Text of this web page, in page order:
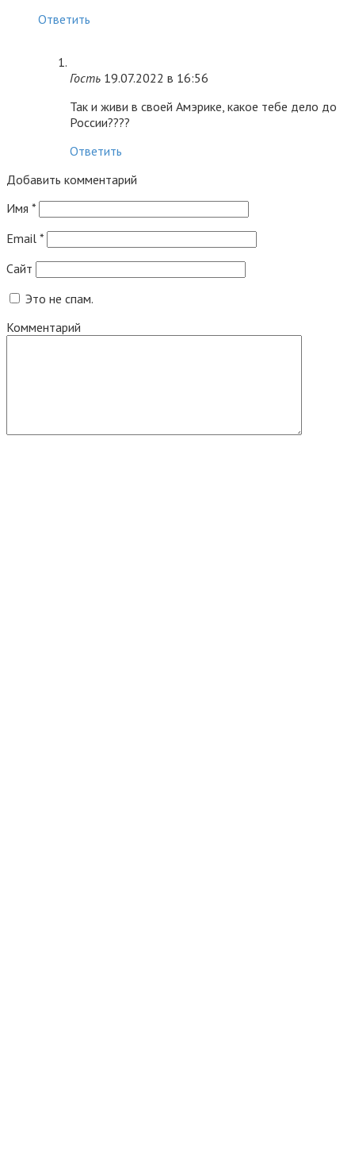
Ответить
Гость 19.07.2022 в 16:56
Так и живи в своей Амэрике, какое тебе дело до
России????
Ответить
Добавить комментарий
Имя *
Email *
Сайт
Это не спам.
Комментарий